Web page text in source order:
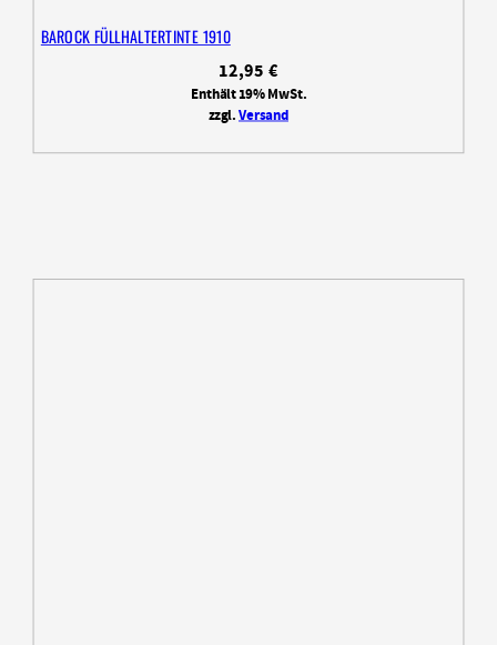
BAROCK FÜLLHALTERTINTE 1910
12,95 €
Enthält 19% MwSt.
zzgl.Versand